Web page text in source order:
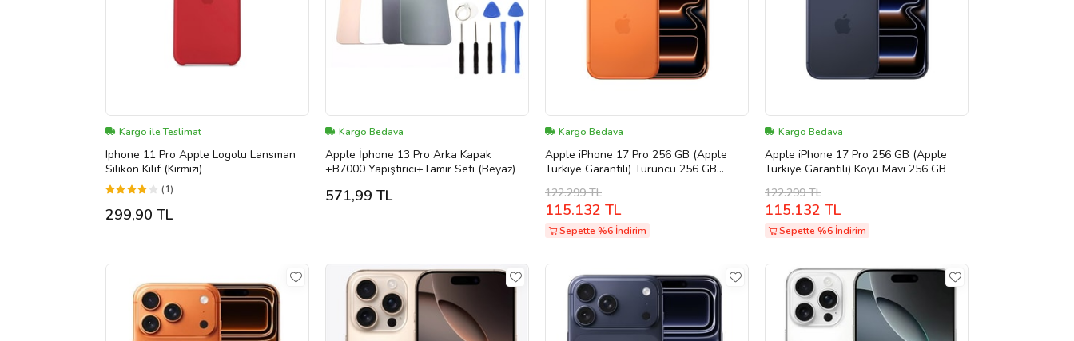
Kargo ile Teslimat
Iphone 11 Pro Apple Logolu Lansman
Silikon Kılıf (Kırmızı)
(1)
299,90 TL
Kargo Bedava
Apple İphone 13 Pro Arka Kapak
+B7000 Yapıştırıcı+Tamir Seti (Beyaz)
571,99 TL
Kargo Bedava
Apple iPhone 17 Pro 256 GB (Apple
Türkiye Garantili) Turuncu 256 GB
122.299 TL
115.132 TL
Sepette %6 İndirim
Kargo Bedava
Apple iPhone 17 Pro 256 GB (Apple
Türkiye Garantili) Koyu Mavi 256 GB
122.299 TL
115.132 TL
Sepette %6 İndirim